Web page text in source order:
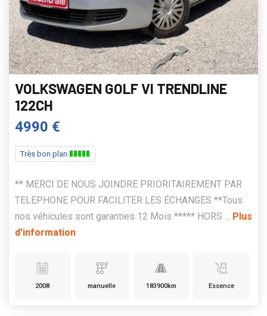
VOLKSWAGEN GOLF VI TRENDLINE
122CH
4990 €
Très bon plan
** MERCI DE NOUS JOINDRE PRIORITAIREMENT PAR
TELEPHONE POUR FACILITER LES ÉCHANGES **Tous
nos véhicules sont garanties 12 Mois ***** HORS ... Plus
d'information
2008 manuelle 183900km Essence